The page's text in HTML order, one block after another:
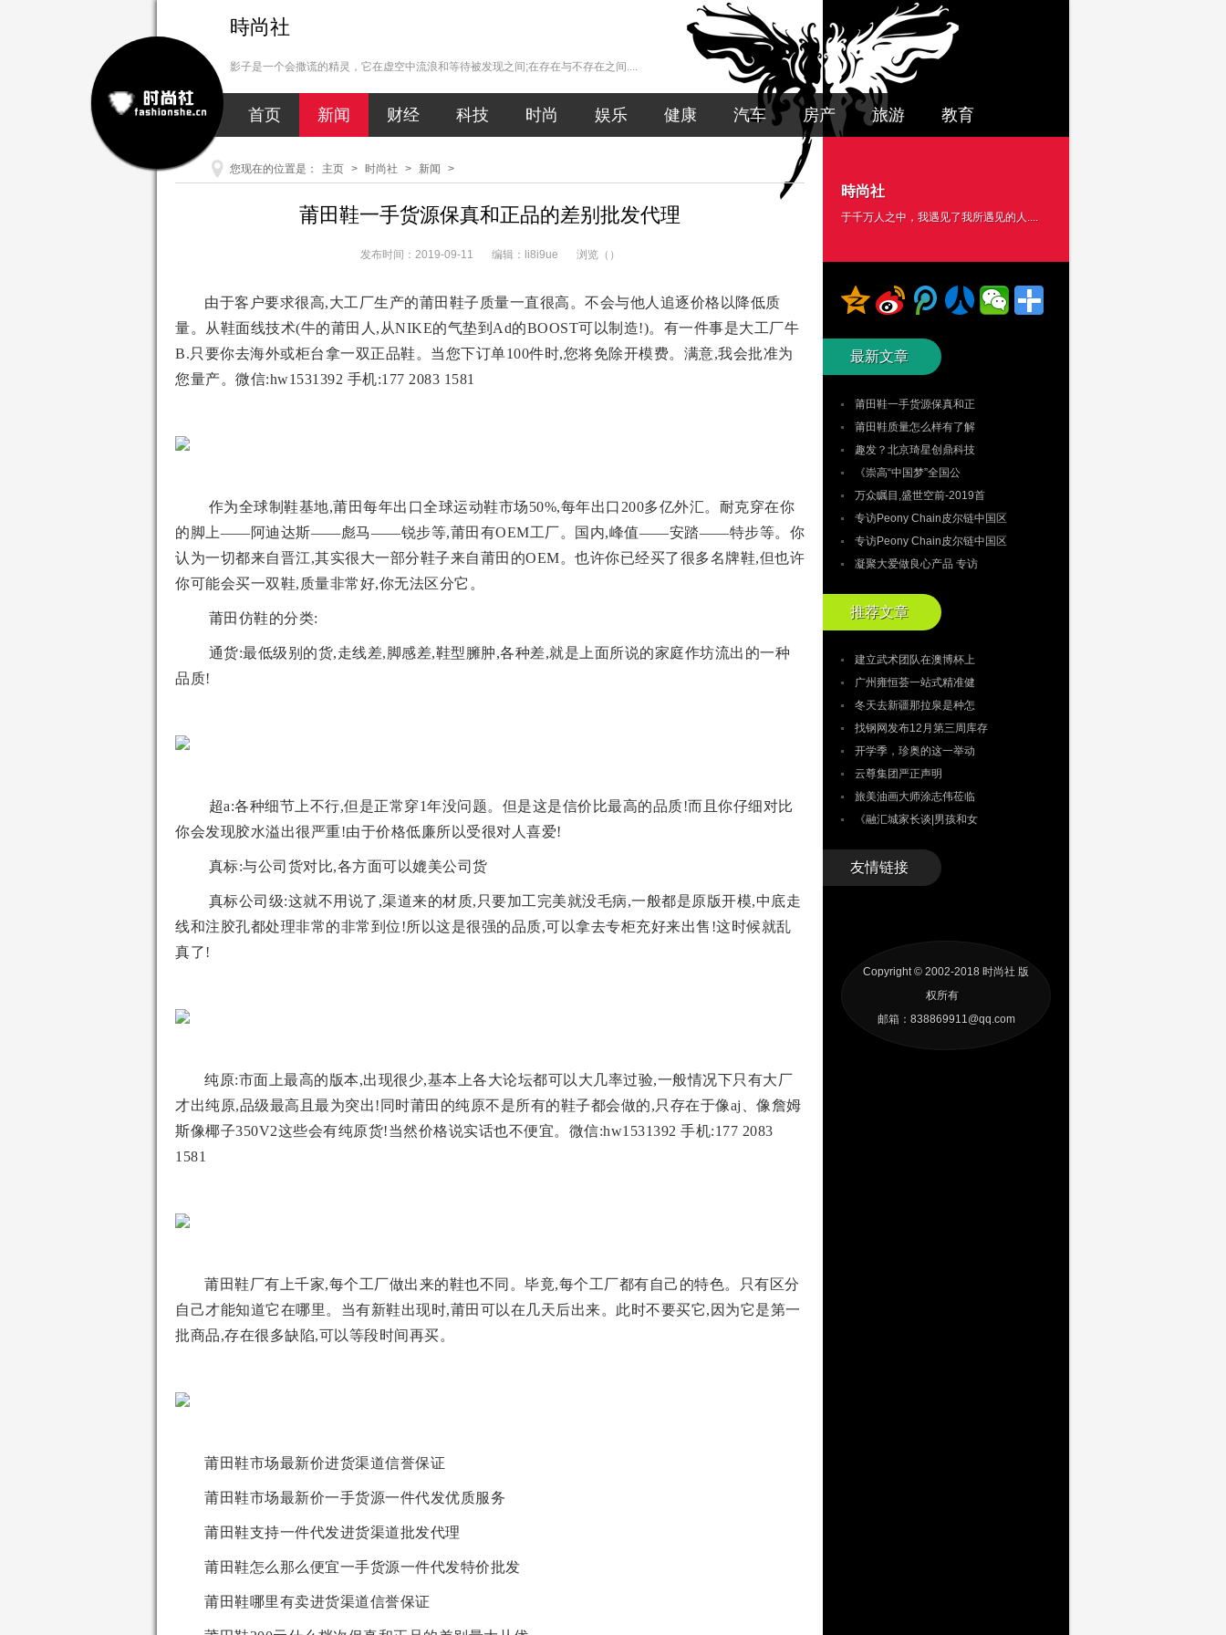
時尚社
影子是一个会撒谎的精灵，它在虚空中流浪和等待被发现之间;在存在与不存在之间....
首页 新闻 财经 科技 时尚 娱乐 健康 汽车 房产 旅游 教育
您现在的位置是： 主页 > 时尚社 > 新闻 >
莆田鞋一手货源保真和正品的差别批发代理
发布时间：2019-09-11 编辑：li8i9ue 浏览（ ）
由于客户要求很高,大工厂生产的莆田鞋子质量一直很高。不会与他人追逐价格以降低质
量。从鞋面线技术(牛的莆田人,从NIKE的气垫到Ad的BOOST可以制造!)。有一件事是大工厂牛
B.只要你去海外或柜台拿一双正品鞋。当您下订单100件时,您将免除开模费。满意,我会批准为
您量产。微信:hw1531392 手机:177 2083 1581
作为全球制鞋基地,莆田每年出口全球运动鞋市场50%,每年出口200多亿外汇。耐克穿在你
的脚上——阿迪达斯——彪马——锐步等,莆田有OEM工厂。国内,峰值——安踏——特步等。你
认为一切都来自晋江,其实很大一部分鞋子来自莆田的OEM。也许你已经买了很多名牌鞋,但也许
你可能会买一双鞋,质量非常好,你无法区分它。
莆田仿鞋的分类:
通货:最低级别的货,走线差,脚感差,鞋型臃肿,各种差,就是上面所说的家庭作坊流出的一种
品质!
超a:各种细节上不行,但是正常穿1年没问题。但是这是信价比最高的品质!而且你仔细对比
你会发现胶水溢出很严重!由于价格低廉所以受很对人喜爱!
真标:与公司货对比,各方面可以媲美公司货
真标公司级:这就不用说了,渠道来的材质,只要加工完美就没毛病,一般都是原版开模,中底走
线和注胶孔都处理非常的非常到位!所以这是很强的品质,可以拿去专柜充好来出售!这时候就乱
真了!
纯原:市面上最高的版本,出现很少,基本上各大论坛都可以大几率过验,一般情况下只有大厂
才出纯原,品级最高且最为突出!同时莆田的纯原不是所有的鞋子都会做的,只存在于像aj、像詹姆
斯像椰子350V2这些会有纯原货!当然价格说实话也不便宜。微信:hw1531392 手机:177 2083
1581
莆田鞋厂有上千家,每个工厂做出来的鞋也不同。毕竟,每个工厂都有自己的特色。只有区分
自己才能知道它在哪里。当有新鞋出现时,莆田可以在几天后出来。此时不要买它,因为它是第一
批商品,存在很多缺陷,可以等段时间再买。
莆田鞋市场最新价进货渠道信誉保证
莆田鞋市场最新价一手货源一件代发优质服务
莆田鞋支持一件代发进货渠道批发代理
莆田鞋怎么那么便宜一手货源一件代发特价批发
莆田鞋哪里有卖进货渠道信誉保证
時尚社
于千万人之中，我遇见了我所遇见的人....
最新文章
莆田鞋一手货源保真和正
莆田鞋质量怎么样有了解
趣发？北京琦星创鼎科技
《崇高“中国梦”全国公
万众瞩目,盛世空前-2019首
专访Peony Chain皮尔链中国区
专访Peony Chain皮尔链中国区
凝聚大爱做良心产品 专访
推荐文章
建立武术团队在澳博杯上
广州雍恒荟一站式精准健
冬天去新疆那拉泉是种怎
找钢网发布12月第三周库存
开学季，珍奥的这一举动
云尊集团严正声明
旅美油画大师涂志伟莅临
《融汇城家长谈|男孩和女
友情链接
Copyright © 2002-2018 时尚社 版
权所有
邮箱：838869911@qq.com